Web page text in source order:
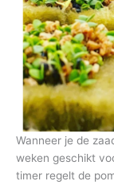
Wanneer je de
weken geschikt
timer regelt de